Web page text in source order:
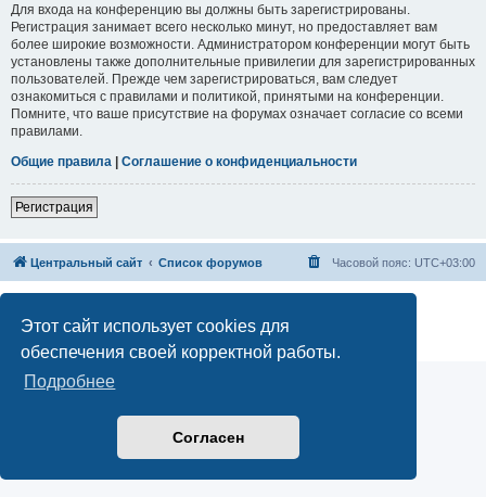
Этот сайт использует cookies для
обеспечения своей корректной работы.
Подробнее
Согласен
Для входа на конференцию вы должны быть зарегистрированы.
Регистрация занимает всего несколько минут, но предоставляет вам
более широкие возможности. Администратором конференции могут быть
установлены также дополнительные привилегии для зарегистрированных
пользователей. Прежде чем зарегистрироваться, вам следует
ознакомиться с правилами и политикой, принятыми на конференции.
Помните, что ваше присутствие на форумах означает согласие со всеми
правилами.
Общие правила | Соглашение о конфиденциальности
Регистрация
Центральный сайт Список форумов Часовой пояс: UTC+03:00
Русская поддержка phpBB